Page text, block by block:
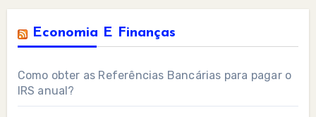
Economia E Finanças
Como obter as Referências Bancárias para pagar o
IRS anual?